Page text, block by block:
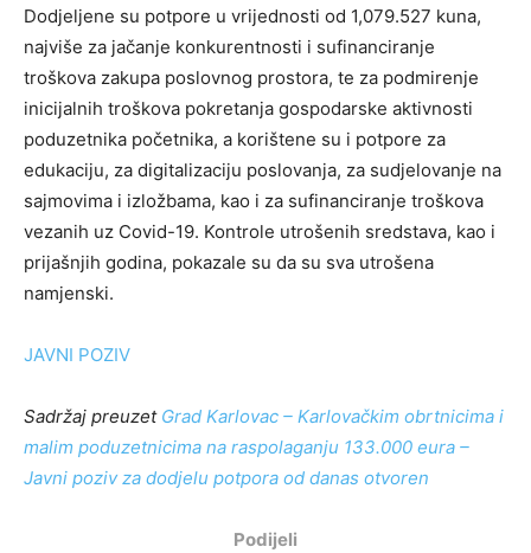
Dodjeljene su potpore u vrijednosti od 1,079.527 kuna,
najviše za jačanje konkurentnosti i sufinanciranje
troškova zakupa poslovnog prostora, te za podmirenje
inicijalnih troškova pokretanja gospodarske aktivnosti
poduzetnika početnika, a korištene su i potpore za
edukaciju, za digitalizaciju poslovanja, za sudjelovanje na
sajmovima i izložbama, kao i za sufinanciranje troškova
vezanih uz Covid-19. Kontrole utrošenih sredstava, kao i
prijašnjih godina, pokazale su da su sva utrošena
namjenski.
JAVNI POZIV
Sadržaj preuzet Grad Karlovac – Karlovačkim obrtnicima i
malim poduzetnicima na raspolaganju 133.000 eura –
Javni poziv za dodjelu potpora od danas otvoren
Podijeli